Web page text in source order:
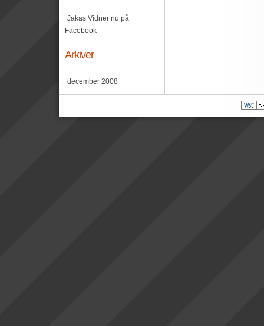
Jakas Vidner nu på
Facebook
Arkiver
december 2008